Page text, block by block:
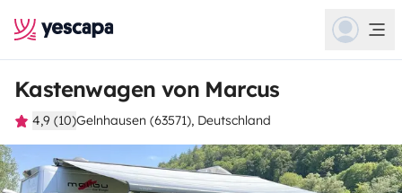
Kastenwagen von Marcus
4,9 (10)Gelnhausen (63571), Deutschland